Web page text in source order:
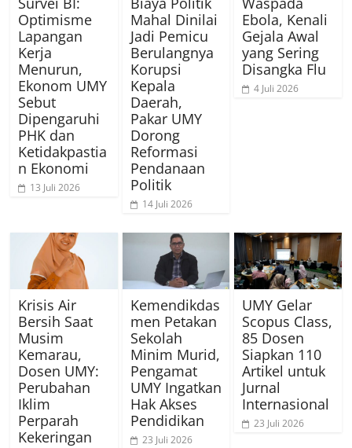
Optimisme
Lapangan
Kerja
Menurun,
Ekonom UMY
Sebut
Dipengaruhi
PHK dan
Ketidakpastia
n Ekonomi
13 Juli 2026
Mahal Dinilai
Jadi Pemicu
Berulangnya
Korupsi
Kepala
Daerah,
Pakar UMY
Dorong
Reformasi
Pendanaan
Politik
14 Juli 2026
Ebola, Kenali
Gejala Awal
yang Sering
Disangka Flu
4 Juli 2026
Krisis Air
Bersih Saat
Musim
Kemarau,
Dosen UMY:
Perubahan
Iklim
Perparah
Kekeringan
Kemendikdas
men Petakan
Sekolah
Minim Murid,
Pengamat
UMY Ingatkan
Hak Akses
Pendidikan
23 Juli 2026
UMY Gelar
Scopus Class,
85 Dosen
Siapkan 110
Artikel untuk
Jurnal
Internasional
23 Juli 2026